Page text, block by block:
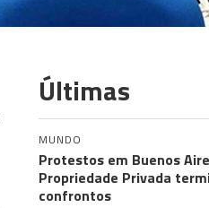
Últimas
MUNDO
Protestos em Buenos
Propriedade Privada
confrontos